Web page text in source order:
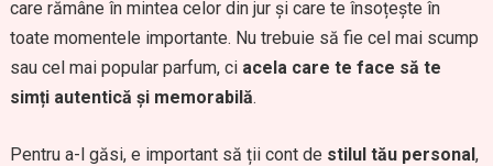
care rămâne în mintea celor din jur și care te însoțește în
toate momentele importante. Nu trebuie să fie cel mai scump
sau cel mai popular parfum, ci acela care te face să te
simți autentică și memorabilă.
Pentru a-l găsi, e important să ții cont de stilul tău personal,